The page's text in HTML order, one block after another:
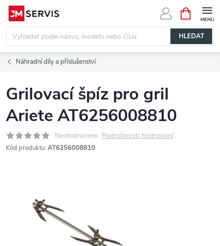
Přejít
obsah
HLEDAT
NÁKUPNÍ
KOŠÍK
Náhradní díly a příslušenství
Grilovací špíz pro gril
Ariete AT6256008810
Neohodnoceno Podrobnosti hodnocení
Kód produktu: AT6256008810